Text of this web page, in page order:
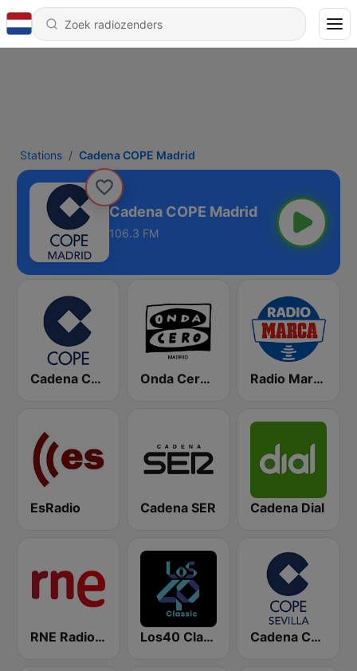
Stations Cadena COPE Madrid
Cadena COPE Madrid
106.3 FM
Cadena COPE Onda Cero Madrid Radio Marca Nacional
EsRadio Cadena SER Cadena Dial
RNE Radio Nacional Los40 Classic Cadena COPE Sevilla